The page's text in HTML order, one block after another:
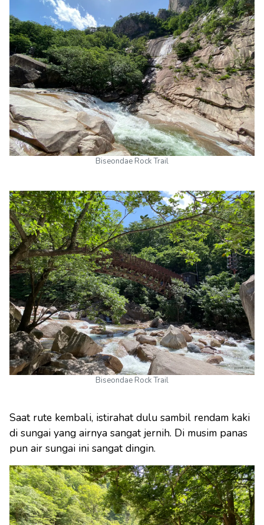
Biseondae Rock Trail
Biseondae Rock Trail
Saat rute kembali, istirahat dulu sambil rendam kaki
di sungai yang airnya sangat jernih. Di musim panas
pun air sungai ini sangat dingin.